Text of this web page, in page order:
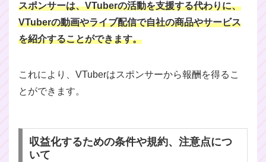
スポンサーは、VTuberの活動を支援する代わりに、
VTuberの動画やライブ配信で自社の商品やサービス
を紹介することができます。
これにより、VTuberはスポンサーから報酬を得るこ
とができます。
収益化するための条件や規約、注意点につ
いて